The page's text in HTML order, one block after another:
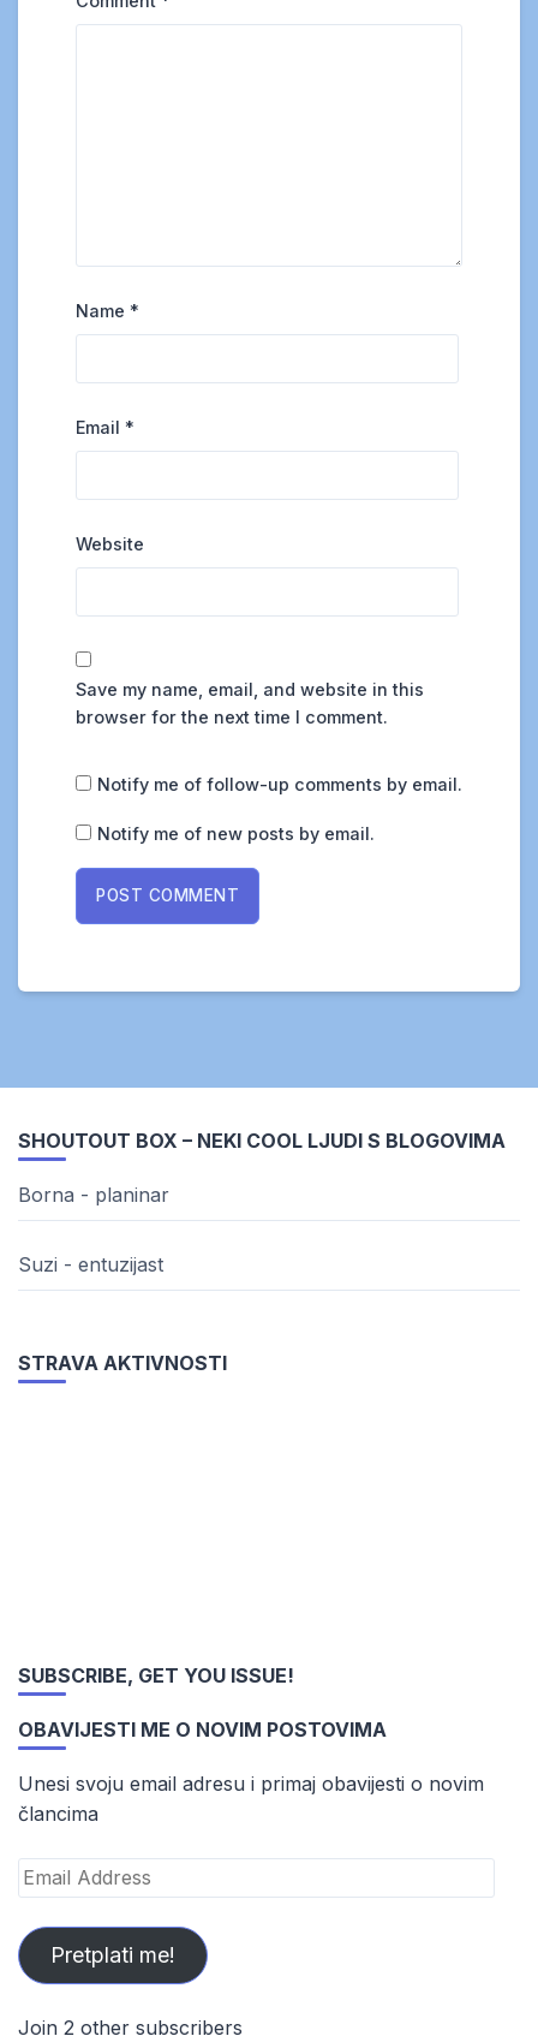
Name *
Email *
Website
Save my name, email, and website in this
browser for the next time I comment.
Notify me of follow-up comments by email.
Notify me of new posts by email.
SHOUTOUT BOX – NEKI COOL LJUDI S BLOGOVIMA
Borna - planinar
Suzi - entuzijast
STRAVA AKTIVNOSTI
SUBSCRIBE, GET YOU ISSUE!
OBAVIJESTI ME O NOVIM POSTOVIMA
Unesi svoju email adresu i primaj obavijesti o novim
člancima
Email
Address
Pretplati me!
Join 2 other subscribers